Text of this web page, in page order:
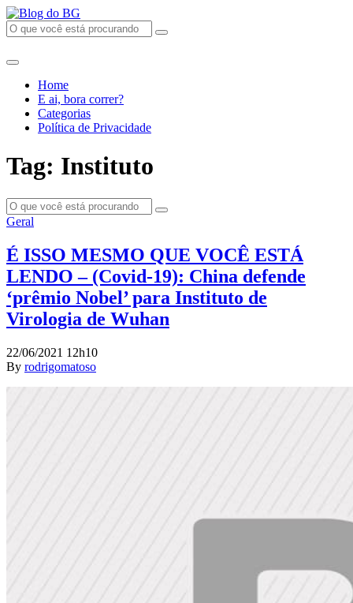
Home
E ai, bora correr?
Categorias
Política de Privacidade
Tag: Instituto
Geral
É ISSO MESMO QUE VOCÊ ESTÁ
LENDO – (Covid-19): China defende
‘prêmio Nobel’ para Instituto de
Virologia de Wuhan
22/06/2021 12h10
By rodrigomatoso